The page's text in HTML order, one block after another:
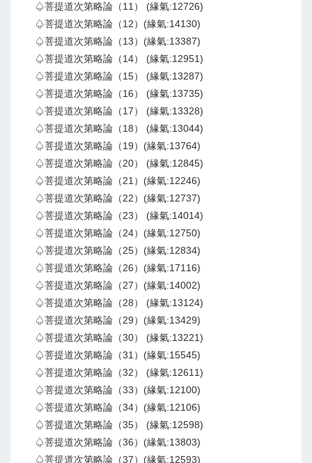
♤菩提道次第略論（11） (緣氣:12726)
♤菩提道次第略論（12）(緣氣:14130)
♤菩提道次第略論（13）(緣氣:13387)
♤菩提道次第略論（14） (緣氣:12951)
♤菩提道次第略論（15） (緣氣:13287)
♤菩提道次第略論（16） (緣氣:13735)
♤菩提道次第略論（17） (緣氣:13328)
♤菩提道次第略論（18） (緣氣:13044)
♤菩提道次第略論（19）(緣氣:13764)
♤菩提道次第略論（20） (緣氣:12845)
♤菩提道次第略論（21）(緣氣:12246)
♤菩提道次第略論（22）(緣氣:12737)
♤菩提道次第略論（23） (緣氣:14014)
♤菩提道次第略論（24）(緣氣:12750)
♤菩提道次第略論（25）(緣氣:12834)
♤菩提道次第略論（26）(緣氣:17116)
♤菩提道次第略論（27）(緣氣:14002)
♤菩提道次第略論（28） (緣氣:13124)
♤菩提道次第略論（29）(緣氣:13429)
♤菩提道次第略論（30） (緣氣:13221)
♤菩提道次第略論（31）(緣氣:15545)
♤菩提道次第略論（32） (緣氣:12611)
♤菩提道次第略論（33）(緣氣:12100)
♤菩提道次第略論（34）(緣氣:12106)
♤菩提道次第略論（35） (緣氣:12598)
♤菩提道次第略論（36）(緣氣:13803)
♤菩提道次第略論（37）(緣氣:12593)